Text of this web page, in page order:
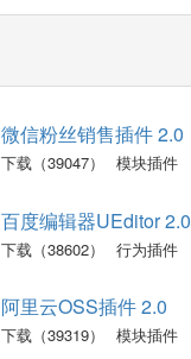
微信粉丝销售插件 2.0
下载（39047） 模块插件
百度编辑器UEditor 2.0
下载（38602） 行为插件
阿里云OSS插件 2.0
下载（39319） 模块插件